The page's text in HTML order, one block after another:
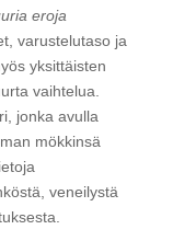
eroja
varustelutaso ja
yksittäisten
vaihtelua.
jonka avulla
mökkinsä
veneilystä